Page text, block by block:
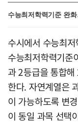
수능최저학력기준 완
수시에서 수능최
수능최저학력기준
과 2등급을 통합
한다. 자연계열은
이 가능하도록 변
이 동일 과목 선택